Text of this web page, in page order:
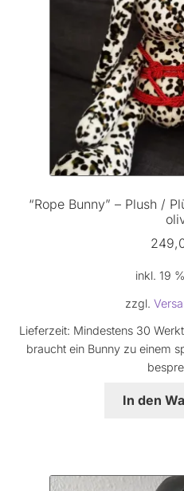
“Rope Bunny” – Plush /
inkl. 19
zzgl.
Lieferzeit: Mindestens 30
braucht ein Bunny zu einem
In den